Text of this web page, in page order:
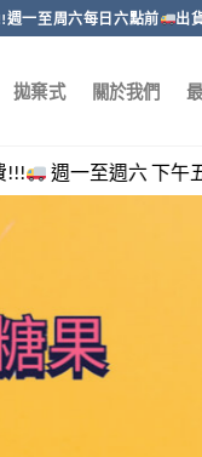
週一至周六每日六點前 出
拋棄式 關於我們
午五點前下單當日出